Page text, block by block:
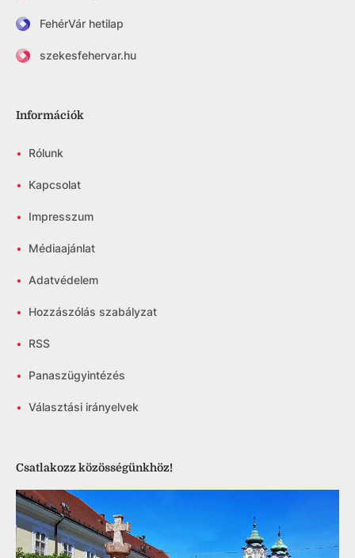
FehérVár hetilap
szekesfehervar.hu
Információk
• Rólunk
• Kapcsolat
• Impresszum
• Médiaajánlat
• Adatvédelem
• Hozzászólás szabályzat
• RSS
• Panaszügyintézés
• Választási irányelvek
Csatlakozz közösségünkhöz!